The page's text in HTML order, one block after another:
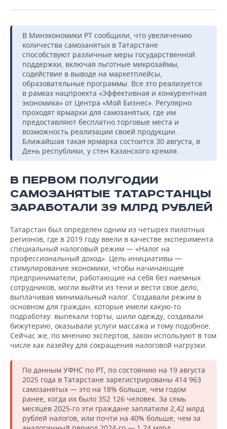
В Минэкономики РТ сообщили, что увеличению
количества самозанятых в Татарстане
способствуют различные меры государственной
поддержки, включая льготные микрозаймы,
содействие в выводе на маркетплейсы,
образовательные программы. Все это реализуется
в рамках нацпроекта «Эффективная и конкурентная
экономика» от Центра «Мой Бизнес». Регулярно
проходят ярмарки для самозанятых, где им
предоставляют бесплатно торговые места и
возможность реализации своей продукции.
Ближайшая такая ярмарка состоится 30 августа, в
День республики, у стен Казанского кремля.
В ПЕРВОМ ПОЛУГОДИИ
САМОЗАНЯТЫЕ ТАТАРСТАНЦЫ
ЗАРАБОТАЛИ 39 МЛРД РУБЛЕЙ
Татарстан был определен одним из четырех пилотных
регионов, где в 2019 году ввели в качестве эксперимента
специальный налоговый режим — «Налог на
профессиональный доход». Цель инициативы —
стимулирование экономики, чтобы начинающие
предприниматели, работающие на себя без наемных
сотрудников, могли выйти из тени и вести свое дело,
выплачивая минимальный налог. Создавали режим в
основном для граждан, которые имели какую-то
подработку: выпекали торты, шили одежду, создавали
бижутерию, оказывали услуги массажа и тому подобное.
Сейчас же, по мнению экспертов, закон используют в том
числе как лазейку для сокращения налоговой нагрузки.
По данным УФНС по РТ, по состоянию на 19 августа
2025 года в Татарстане зарегистрированы 414 963
самозанятых — это на 18% больше, чем годом
ранее, когда их было 352 126 человек. За семь
месяцев 2025-го эти граждане заплатили 2,42 млрд
рублей налогов, или почти на 40% больше, чем за